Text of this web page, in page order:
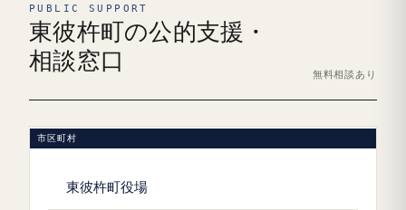
PUBLIC SUPPORT
東彼杵町の公的支援・
相談窓口
無料相談あり
市区町村
東彼杵町役場